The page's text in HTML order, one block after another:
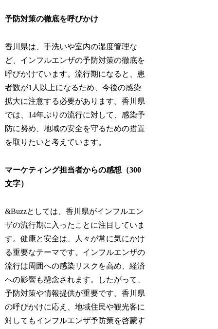
予防対策の徹底を呼びかけ
香川県は、手洗いや室内の湿度管理な
ど、インフルエンザの予防対策の徹底を
呼びかけています。流行期になると、患
者数が1人以上になるため、今後の感染
拡大に注意する必要があります。香川県
では、14年ぶりの流行に対して、感染予
防に努め、地域の安全を守るための措置
を取りたいと考えています。
マーケティング担当者からの感想（300
文字）
&Buzzとしては、香川県がインフルエン
ザの流行期に入ったことに注目していま
す。健康と安全は、人々が常に気にかけ
る重要なテーマです。インフルエンザの
流行は周囲への感染リスクを高め、経済
への影響も懸念されます。したがって、
予防対策や情報提供が重要です。香川県
の呼びかけに応え、地域住民や観光客に
対してもインフルエンザ予防策を啓蒙す